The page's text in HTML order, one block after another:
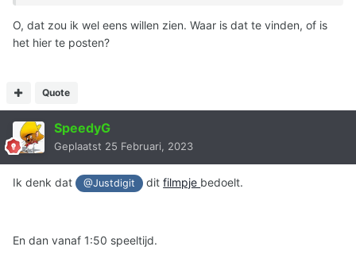
O, dat zou ik wel eens willen zien. Waar is dat te vinden, of is
het hier te posten?
Quote
SpeedyG
Geplaatst 25 Februari, 2023
Ik denk dat @Justdigit ditfilmpje bedoelt.
En dan vanaf 1:50 speeltijd.